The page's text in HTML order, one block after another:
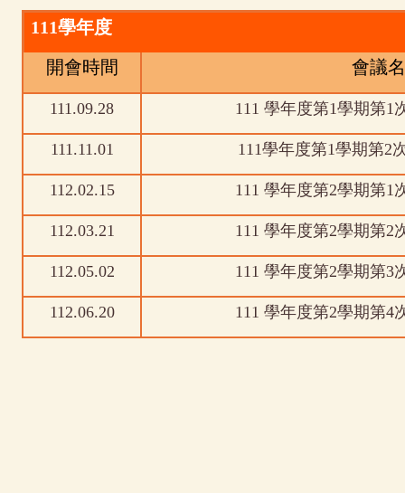
111學年度
開會時間
會議
111.09.28 111 學年度第1學期第1
111.11.01 111學年度第1學期第2
112.02.15 111 學年度第2學期第1
112.03.21 111 學年度第2學期第2
112.05.02 111 學年度第2學期第3
112.06.20 111 學年度第2學期第4